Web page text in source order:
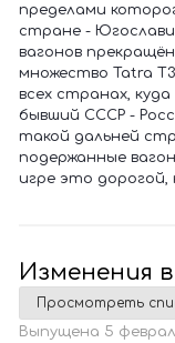
пределами
стране -
вагонов
множество Tatra
всех странах,
бывший СССР -
такой дальней
подержанные
игре это дорогой,
Изменения
Просмотреть
Выпущена 5